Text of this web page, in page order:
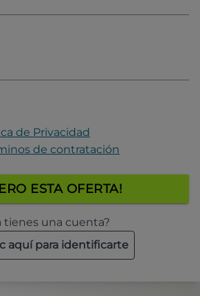
de Privacidad
de contratación
ESTA OFERTA!
tienes una cuenta?
aquí para identificarte